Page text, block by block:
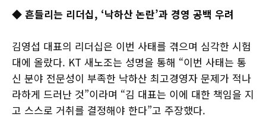
◆ 흔들리는 리더십, ‘낙하산 논란’과 경영 공백 우려
김영섭 대표의 리더십은 이번 사태를 겪으며 심각한 시험
대에 올랐다. KT 새노조는 성명을 통해 “이번 사태는 통
신 분야 전문성이 부족한 낙하산 최고경영자 문제가 적나
라하게 드러난 것”이라며 “김 대표는 이에 대한 책임을 지
고 스스로 거취를 결정해야 한다”고 주장했다.